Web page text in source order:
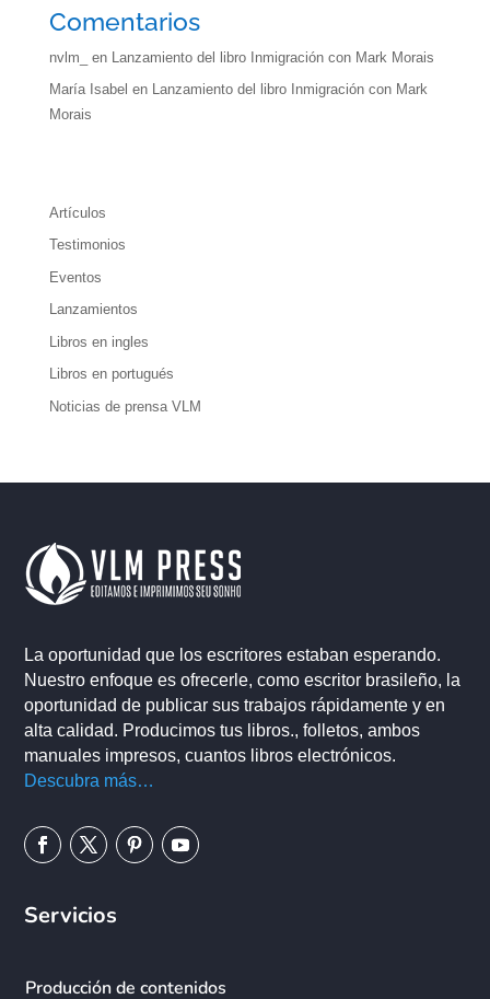
Comentarios
nvlm_ en Lanzamiento del libro Inmigración con Mark Morais
María Isabel en Lanzamiento del libro Inmigración con Mark
Morais
Artículos
Testimonios
Eventos
Lanzamientos
Libros en ingles
Libros en portugués
Noticias de prensa VLM
La oportunidad que los escritores estaban esperando.
Nuestro enfoque es ofrecerle, como escritor brasileño, la
oportunidad de publicar sus trabajos rápidamente y en
alta calidad. Producimos tus libros., folletos, ambos
manuales impresos, cuantos libros electrónicos.
Descubra más…
Servicios
Producción de contenidos